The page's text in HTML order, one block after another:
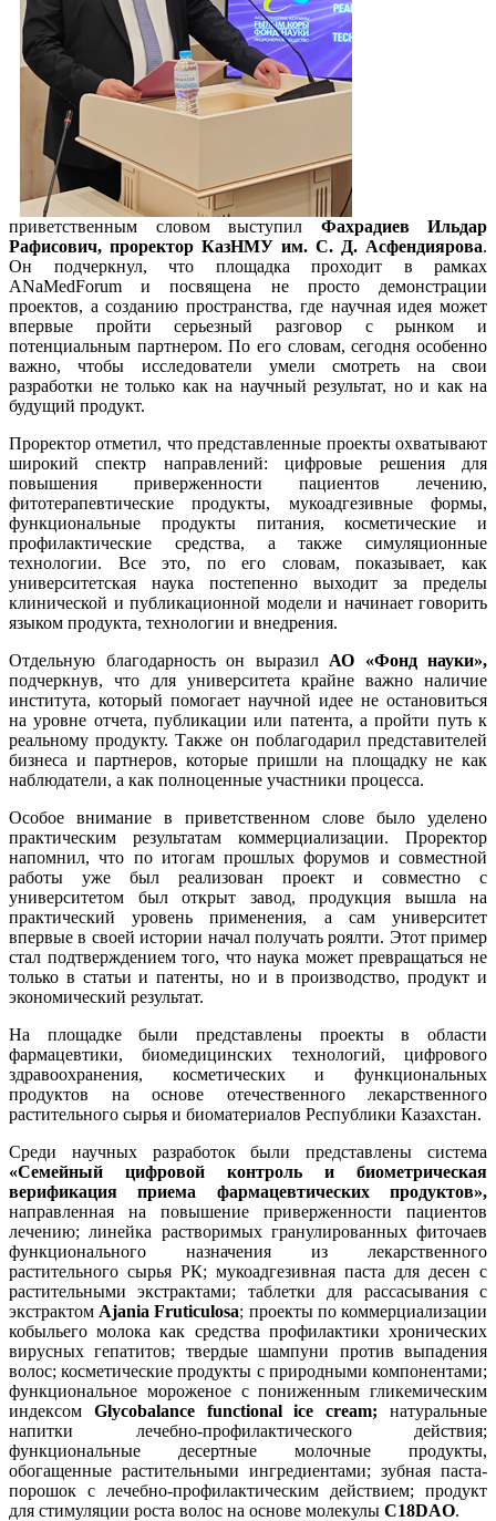
приветственным словом выступил Фахрадиев Ильдар
Рафисович, проректор КазНМУ им. С. Д. Асфендиярова.
Он подчеркнул, что площадка проходит в рамках
ANaMedForum и посвящена не просто демонстрации
проектов, а созданию пространства, где научная идея может
впервые пройти серьезный разговор с рынком и
потенциальным партнером. По его словам, сегодня особенно
важно, чтобы исследователи умели смотреть на свои
разработки не только как на научный результат, но и как на
будущий продукт.
Проректор отметил, что представленные проекты охватывают
широкий спектр направлений: цифровые решения для
повышения приверженности пациентов лечению,
фитотерапевтические продукты, мукоадгезивные формы,
функциональные продукты питания, косметические и
профилактические средства, а также симуляционные
технологии. Все это, по его словам, показывает, как
университетская наука постепенно выходит за пределы
клинической и публикационной модели и начинает говорить
языком продукта, технологии и внедрения.
Отдельную благодарность он выразил АО «Фонд науки»,
подчеркнув, что для университета крайне важно наличие
института, который помогает научной идее не остановиться
на уровне отчета, публикации или патента, а пройти путь к
реальному продукту. Также он поблагодарил представителей
бизнеса и партнеров, которые пришли на площадку не как
наблюдатели, а как полноценные участники процесса.
Особое внимание в приветственном слове было уделено
практическим результатам коммерциализации. Проректор
напомнил, что по итогам прошлых форумов и совместной
работы уже был реализован проект и совместно с
университетом был открыт завод, продукция вышла на
практический уровень применения, а сам университет
впервые в своей истории начал получать роялти. Этот пример
стал подтверждением того, что наука может превращаться не
только в статьи и патенты, но и в производство, продукт и
экономический результат.
На площадке были представлены проекты в области
фармацевтики, биомедицинских технологий, цифрового
здравоохранения, косметических и функциональных
продуктов на основе отечественного лекарственного
растительного сырья и биоматериалов Республики Казахстан.
Среди научных разработок были представлены система
«Семейный цифровой контроль и биометрическая
верификация приема фармацевтических продуктов»,
направленная на повышение приверженности пациентов
лечению; линейка растворимых гранулированных фиточаев
функционального назначения из лекарственного
растительного сырья РК; мукоадгезивная паста для десен с
растительными экстрактами; таблетки для рассасывания с
экстрактом Ajania Fruticulosa; проекты по коммерциализации
кобыльего молока как средства профилактики хронических
вирусных гепатитов; твердые шампуни против выпадения
волос; косметические продукты с природными компонентами;
функциональное мороженое с пониженным гликемическим
индексом Glycobalance functional ice cream; натуральные
напитки лечебно-профилактического действия;
функциональные десертные молочные продукты,
обогащенные растительными ингредиентами; зубная паста-
порошок с лечебно-профилактическим действием; продукт
для стимуляции роста волос на основе молекулы C18DAO.